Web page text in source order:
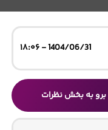
1404/06/31 - ۱۸:۰۶
برو به بخش نظرات